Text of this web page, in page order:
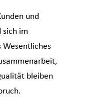
und
im
Wesentliches
bleiben